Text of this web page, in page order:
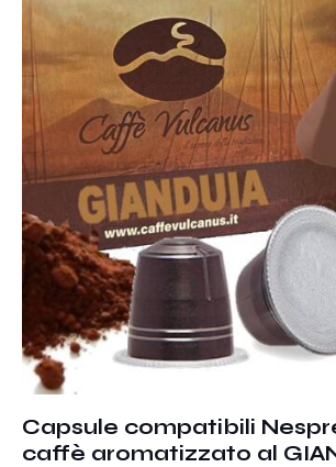
Capsule compatibili
caffè aromatizzato al